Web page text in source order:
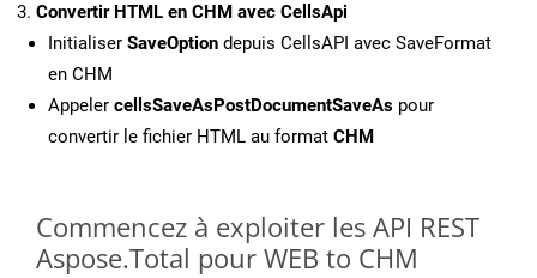
Convertir HTML en CHM avec CellsApi
Initialiser SaveOption depuis CellsAPI avec SaveFormat
en CHM
Appeler cellsSaveAsPostDocumentSaveAs pour
convertir le fichier HTML au format CHM
Commencez à exploiter les API REST
Aspose.Total pour WEB to CHM